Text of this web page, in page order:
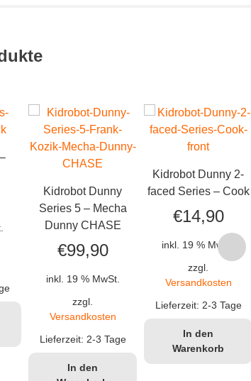
Kidrobot Dunny
Series 5 – Mecha
Dunny CHASE
€99,90
inkl. 19 % MwSt.
zzgl.
Versandkosten
Lieferzeit: 2-3 Tage
In den
Kidrobot Dunny 2-
faced Series – Cook
€14,90
inkl. 19 % MwSt.
zzgl.
Versandkosten
Lieferzeit: 2-3 Tage
In den
Warenkorb